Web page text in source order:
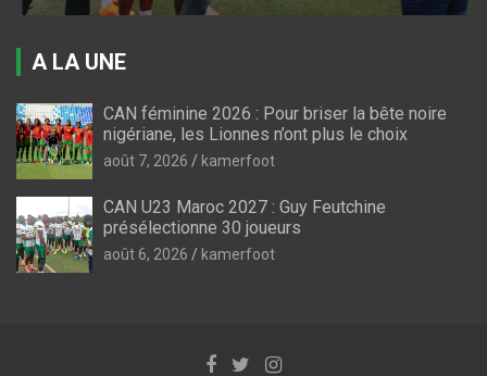
A LA UNE
CAN féminine 2026 : Pour briser la bête noire
nigériane, les Lionnes n’ont plus le choix
août 7, 2026 kamerfoot
CAN U23 Maroc 2027 : Guy Feutchine
présélectionne 30 joueurs
août 6, 2026 kamerfoot